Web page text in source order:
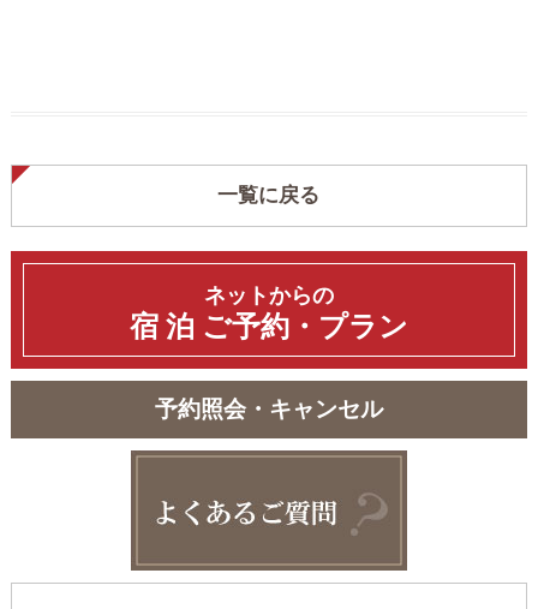
一覧に戻る
ネットからの
宿 泊 ご予約・プラン
予約照会・キャンセル